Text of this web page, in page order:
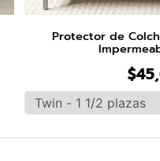
Protector de
$45,